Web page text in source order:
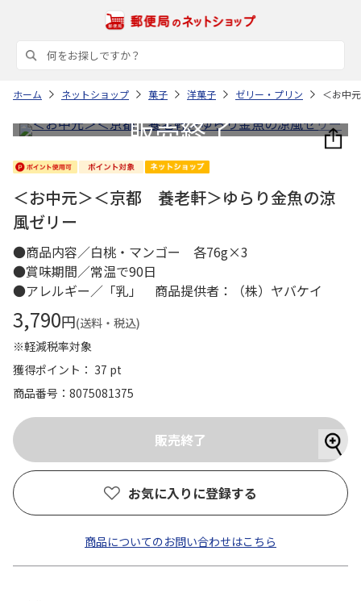
ホーム ネットショップ 菓子 洋菓子 ゼリー・プリン ＜お中
＜お中元＞＜京都 養老軒＞ゆらり金魚の涼
風ゼリー
●商品内容／白桃・マンゴー 各76g×3
●賞味期間／常温で90日
●アレルギー／「乳」 商品提供者：（株）ヤバケイ
3,790円(送料・税込)
※軽減税率対象
獲得ポイント： 37 pt
商品番号
8075081375
お気に入りに登録する
商品についてのお問い合わせはこちら